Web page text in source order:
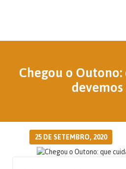
Chegou o
25 DE SETEMBRO, 2020